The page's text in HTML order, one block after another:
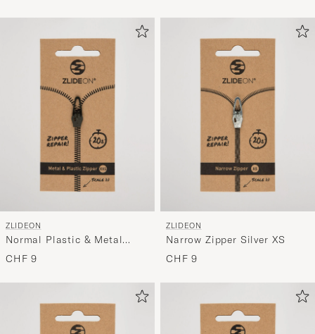
ZLIDEON
Normal Plastic & Metal
Zipper Black XXS
CHF 9
ZLIDEON
Narrow Zipper Silver XS
CHF 9